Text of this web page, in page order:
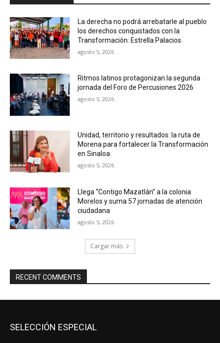
La derecha no podrá arrebatarle al pueblo
los derechos conquistados con la
Transformación: Estrella Palacios
agosto 5, 2026
Ritmos latinos protagonizan la segunda
jornada del Foro de Percusiones 2026
agosto 5, 2026
Unidad, territorio y resultados: la ruta de
Morena para fortalecer la Transformación
en Sinaloa
agosto 5, 2026
Llega “Contigo Mazatlán” a la colonia
Morelos y suma 57 jornadas de atención
ciudadana
agosto 5, 2026
Cargar más
RECENT COMMENTS
SELECCIÓN ESPECIAL